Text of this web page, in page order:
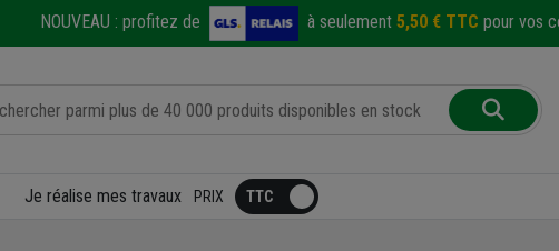
NOUVEAU : profitez de à seulement 5,50 € TTC pour vos
Je réalise mes travaux PRIX